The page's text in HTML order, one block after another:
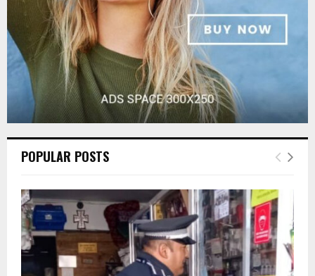
POPULAR POSTS